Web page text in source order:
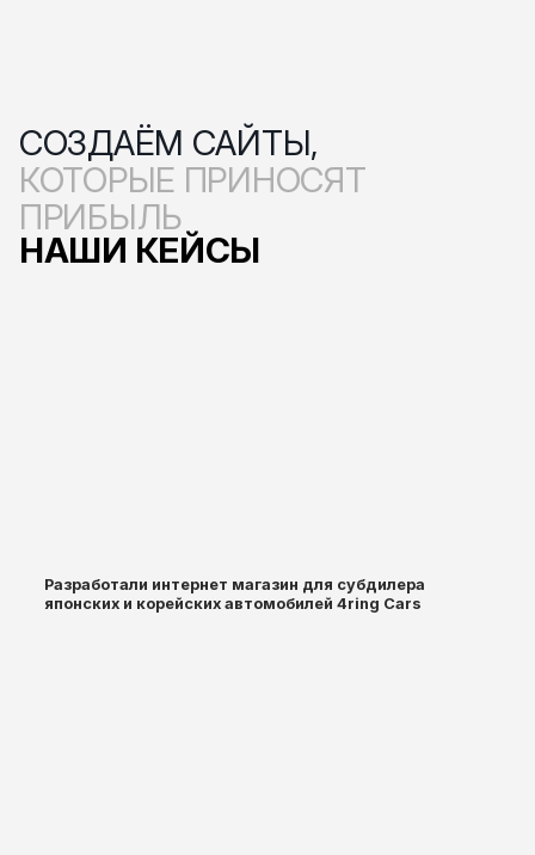
СОЗДАЁМ САЙТЫ,
КОТОРЫЕ ПРИНОСЯТ
ПРИБЫЛЬ
НАШИ КЕЙСЫ
Разработали интернет магазин для субдилера
японских и корейских автомобилей 4ring Cars